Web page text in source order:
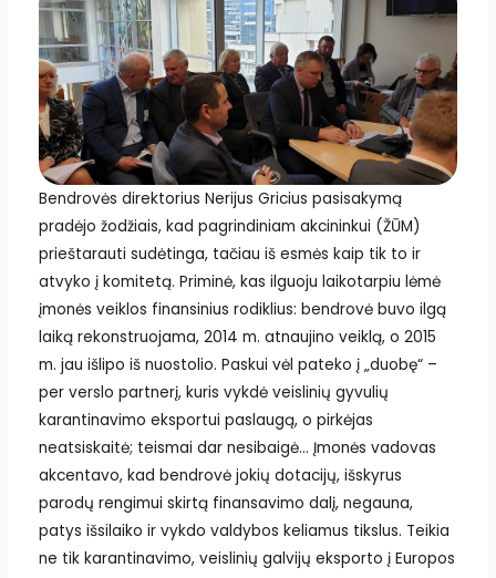
Bendrovės direktorius Nerijus Gricius pasisakymą
pradėjo žodžiais, kad pagrindiniam akcininkui (ŽŪM)
prieštarauti sudėtinga, tačiau iš esmės kaip tik to ir
atvyko į komitetą. Priminė, kas ilguoju laikotarpiu lėmė
įmonės veiklos finansinius rodiklius: bendrovė buvo ilgą
laiką rekonstruojama, 2014 m. atnaujino veiklą, o 2015
m. jau išlipo iš nuostolio. Paskui vėl pateko į „duobę“ –
per verslo partnerį, kuris vykdė veislinių gyvulių
karantinavimo eksportui paslaugą, o pirkėjas
neatsiskaitė; teismai dar nesibaigė… Įmonės vadovas
akcentavo, kad bendrovė jokių dotacijų, išskyrus
parodų rengimui skirtą finansavimo dalį, negauna,
patys išsilaiko ir vykdo valdybos keliamus tikslus. Teikia
ne tik karantinavimo, veislinių galvijų eksporto į Europos